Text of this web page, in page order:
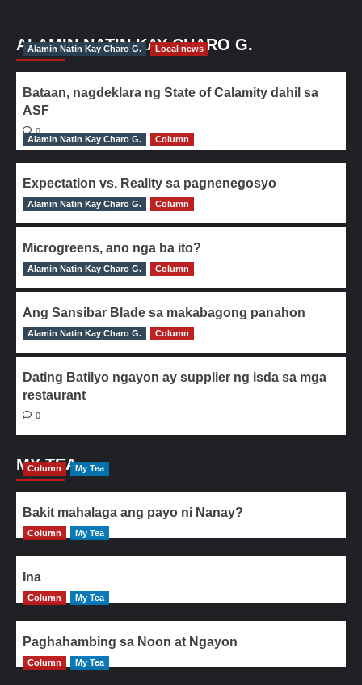
ALAMIN NATIN KAY CHARO G.
Alamin Natin Kay Charo G. Local news
Bataan, nagdeklara ng State of Calamity dahil sa
ASF
0
Alamin Natin Kay Charo G.
Column
Expectation vs. Reality sa pagnenegosyo
0
Alamin Natin Kay Charo G. Column
Microgreens, ano nga ba ito?
0
Alamin Natin Kay Charo G. Column
Ang Sansibar Blade sa makabagong panahon
0
Alamin Natin Kay Charo G. Column
Dating Batilyo ngayon ay supplier ng isda sa mga
restaurant
0
MY TEA
Column My Tea
Bakit mahalaga ang payo ni Nanay?
Column My Tea
Ina
Column My Tea
Paghahambing sa Noon at Ngayon
Column My Tea